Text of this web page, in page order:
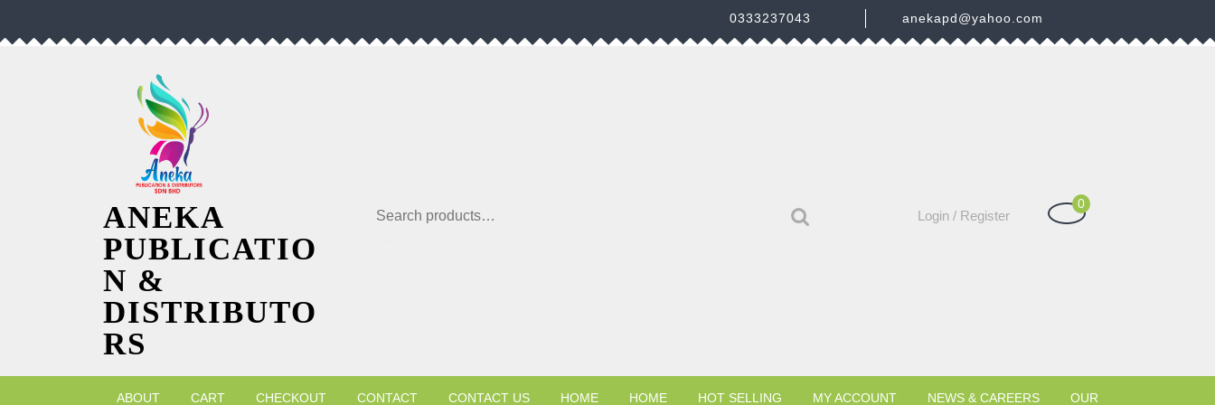
content
0333237043 anekapd@yahoo.com
ANEKA
PUBLICATIO
N &
DISTRIBUTO
RS
Login / RegisterLogin
Shopping
0
ABOUT CART CHECKOUT CONTACT CONTACT US HOME HOME HOT SELLING MY ACCOUNT NEWS & CAREERS OUR